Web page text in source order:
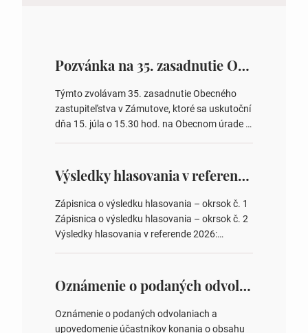
Pozvánka na 35. zasadnutie OZ v Zámutove
Týmto zvolávam 35. zasadnutie Obecného
zastupiteľstva v Zámutove, ktoré sa uskutoční
dňa 15. júla o 15.30 hod. na Obecnom úrade v
overovateľov zápisnice 3. Určenie volebných
obvodov pre voľby poslancov obecných
zastupiteľstiev, počtu poslancov obecných
zastupiteľstiev v nich 4. Schválenie odpredaja
obecného pozemku –…
Výsledky hlasovania v referende 2026
Zápisnica o výsledku hlasovania – okrsok č. 1
Zápisnica o výsledku hlasovania – okrsok č. 2
Výsledky hlasovania v referende 2026:
ysledky.html
Oznámenie o podaných odvolaniach a upovedomenie účastníkov konania o obsahu podaných odvolani – Verejná vyhláška
Oznámenie o podaných odvolaniach a
upovedomenie účastníkov konania o obsahu